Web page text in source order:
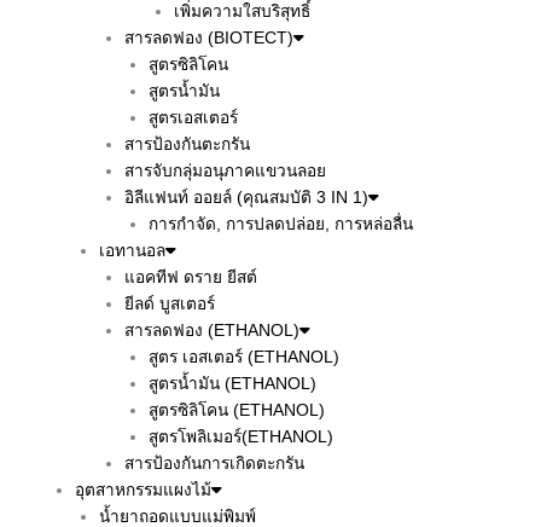
เพิ่มความใสบริสุทธิ์
สารลดฟอง (BIOTECT)
สูตรซิลิโคน
สูตรน้ำมัน
สูตรเอสเตอร์
สารป้องกันตะกรัน
สารจับกลุ่มอนุภาคแขวนลอย
อิลีแฟนท์ ออยล์ (คุณสมบัติ 3 IN 1)
การกำจัด, การปลดปล่อย, การหล่อลื่น
เอทานอล
แอคทีฟ ดราย ยีสต์
ยีลด์ บูสเตอร์
สารลดฟอง (ETHANOL)
สูตร เอสเตอร์ (ETHANOL)
สูตรน้ำมัน (ETHANOL)
สูตรซิลิโคน (ETHANOL)
สูตรโพลิเมอร์(ETHANOL)
สารป้องกันการเกิดตะกรัน
อุตสาหกรรมแผงไม้
น้ำยาถอดแบบแม่พิมพ์